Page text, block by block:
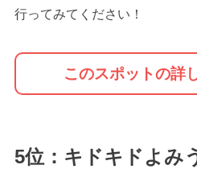
行ってみてください！
このスポットの詳
5位：キドキドよみ